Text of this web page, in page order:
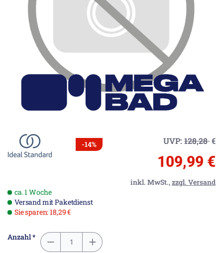
-14% UVP: 128,28€
109,99 €
inkl. MwSt.,zzgl. Versand
ca. 1 Woche
Versand mit Paketdienst
Sie sparen: 18,29 €
Anzahl *